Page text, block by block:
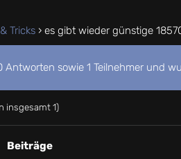
Tricks › es gibt wieder günstige
Antworten sowie 1 Teilnehmer und
insgesamt 1)
Beiträge